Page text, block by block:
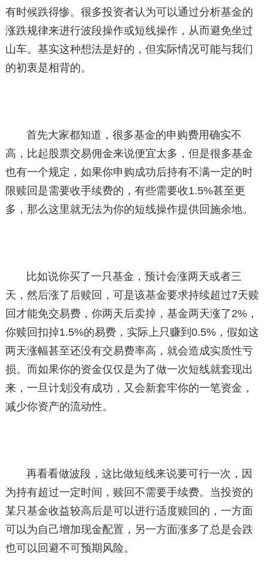
有时候跌得惨。很多投资者认为可以通过分析基金的
涨跌规律来进行波段操作或短线操作，从而避免坐过
山车。基实这种想法是好的，但实际情况可能与我们
的初衷是相背的。
首先大家都知道，很多基金的申购费用确实不
高，比起股票交易佣金来说便宜太多，但是很多基金
也有一个规定，如果你申购成功后持有不满一定的时
限赎回是需要收手续费的，有些需要收1.5%甚至更
多，那么这里就无法为你的短线操作提供回施余地。
比如说你买了一只基金，预计会涨两天或者三
天，然后涨了后赎回，可是该基金要求持续超过7天赎
回才能免交易费，你两天后卖掉，基金两天涨了2%，
你赎回扣掉1.5%的易费，实际上只赚到0.5%，假如这
两天涨幅甚至还没有交易费率高，就会造成实质性亏
损。而如果你的资金仅仅是为了做一次短线就套现出
来，一旦计划没有成功，又会新套牢你的一笔资金，
减少你资产的流动性。
再看看做波段，这比做短线来说要可行一次，因
为持有超过一定时间，赎回不需要手续费。当投资的
某只基金收益较高后是可以进行适度赎回的，一方面
可以为自己增加现金配置，另一方面涨多了总是会跌
也可以回避不可预期风险。